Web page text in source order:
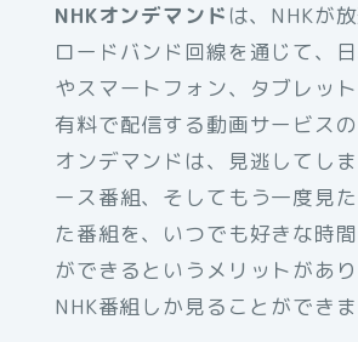
NHKオンデマンド は、NHKが
ロードバンド回線を通じて、
やスマートフォン、タブレッ
有料で配信する動画サービス
オンデマンドは、見逃してし
ース番組、そしてもう一度見
た番組を、いつでも好きな時
ができるというメリットがあり
NHK番組しか見ることができま